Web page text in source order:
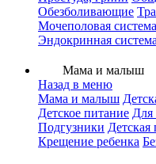
Обезболивающие
Мочеполовая система
Эндокринная система
Мама и малыш
Назад в меню
Мама и малыш
Детское питание Для
Подгузники Детская
Крещение ребенка